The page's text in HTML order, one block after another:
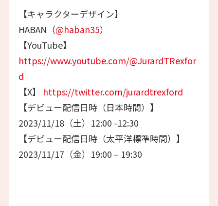
【キャラクターデザイン】
HABAN（@haban35）
【YouTube】
https://www.youtube.com/@JurardTRexfor
d
【X】 https://twitter.com/jurardtrexford
【デビュー配信日時（日本時間）】
2023/11/18（土）12:00 -12:30
【デビュー配信日時（太平洋標準時間）】
2023/11/17（金）19:00 – 19:30